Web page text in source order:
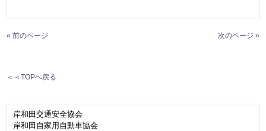
« 前のページ 次のページ »
＜＜TOPへ戻る
岸和田交通安全協会
岸和田自家用自動車協会